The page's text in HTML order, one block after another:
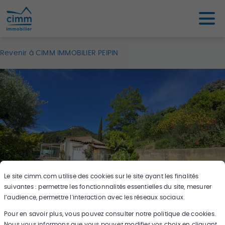
Le site cimm.comutilise des cookies sur le site ayant les finalités
suivantes : permettre les fonctionnalités essentielles du site, mesurer
l’audience, permettre l'interaction avec les réseaux sociaux.
Pour en savoir plus, vous pouvez consulter notre politique de cookies.
Revenir à CIMM IMMOBILIER PEIPIN
9photos